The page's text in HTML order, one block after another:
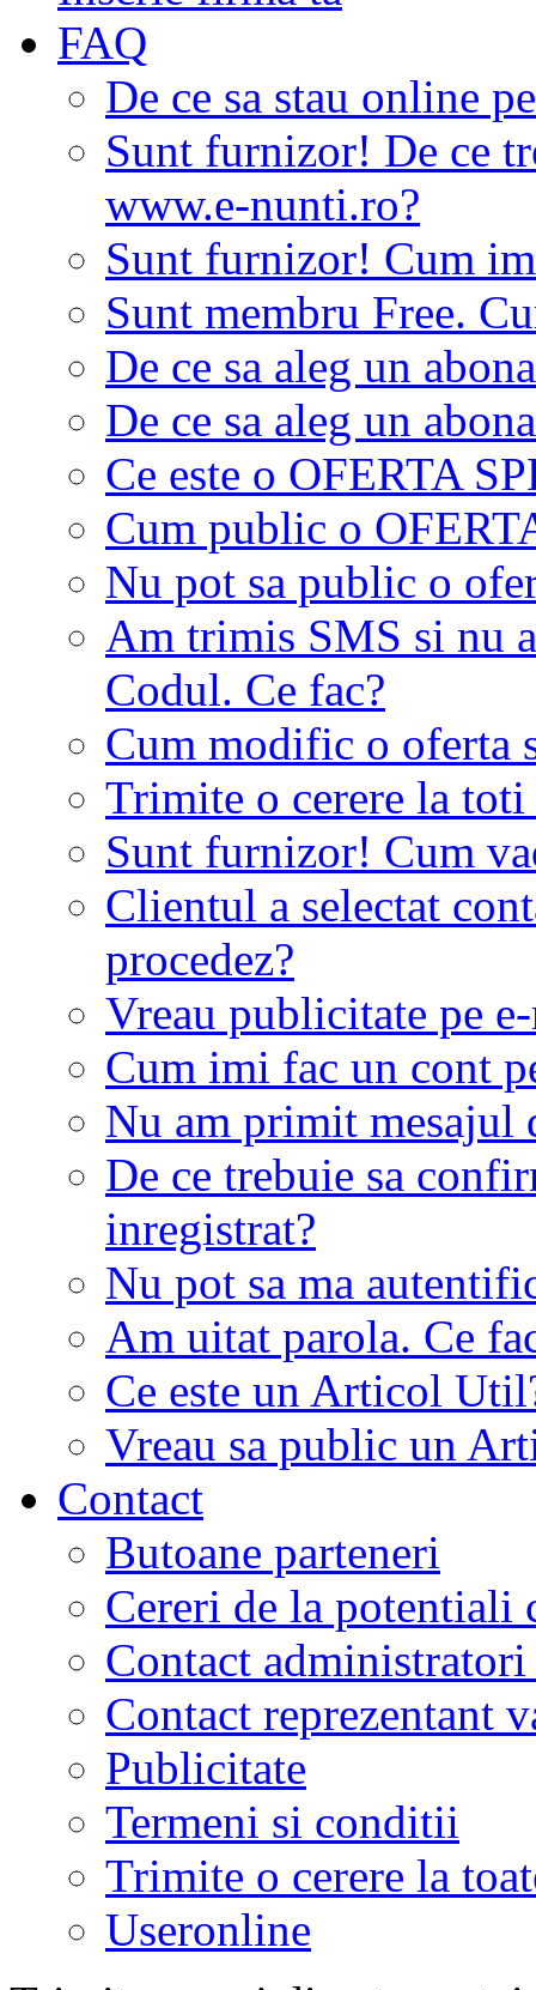
FAQ
De ce sa stau online
Sunt furnizor! De ce
www.e-nunti.ro?
Sunt furnizor! Cum
Sunt membru Free.
De ce sa aleg un
De ce sa aleg un
Ce este o OFERTA
Cum public o
Nu pot sa public o
Am trimis SMS si nu
Codul. Ce fac?
Cum modific o oferta
Trimite o cerere la
Sunt furnizor! Cum
Clientul a selectat
procedez?
Vreau publicitate pe
Cum imi fac un cont
Nu am primit mesajul
De ce trebuie sa
inregistrat?
Nu pot sa ma
Am uitat parola. Ce
Ce este un Articol
Vreau sa public un
Contact
Butoane parteneri
Cereri de la potentiali
Contact
Contact reprezentant
Publicitate
Termeni si conditii
Trimite o cerere la
Useronline